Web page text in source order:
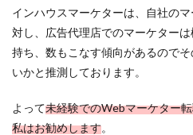
インハウスマーケターは、自社の
対し、広告代理店でのマーケター
持ち、数もこなす傾向があるので
いかと推測しております。
よって未経験でのWebマーケター
私はお勧めします。